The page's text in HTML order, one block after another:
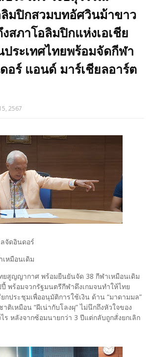
มปิกสวมบทอัศวินม้าขาว
สภาโอลิมปิกแห่งเอเชีย
ประเทศไทยพร้อมจัดกีฬา
อร์ แอนด์ มาร์เชียลอาร์ต
2567
จัดอินดอร์
หมือนเดิม
ยสูญญากาศ พร้อมยืนยันจัด 38 กีฬาเหมือนเดิม
พร้อมจวกรัฐมนตรีกีฬาดึงเกมจนทำให้ไทย
กประชุมเพื่ออนุมัติการใช้เงิน ด้าน “มาดามมล”
ติเหมือน “ผีเน่ากับโลงผุ” ไม่นึกถึงหัวใจของ
ร หลังจากซ้อมนายกว่า 3 ปีแต่กลับถูกสั่งยกเลิก